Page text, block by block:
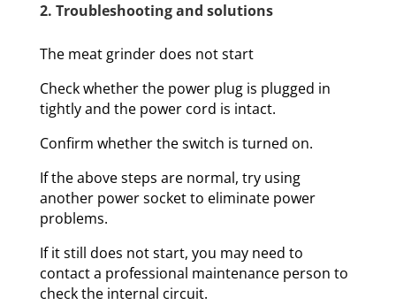
2. Troubleshooting and solutions
The meat grinder does not start
Check whether the power plug is plugged in
tightly and the power cord is intact.
Confirm whether the switch is turned on.
If the above steps are normal, try using
another power socket to eliminate power
problems.
If it still does not start, you may need to
contact a professional maintenance person to
check the internal circuit.